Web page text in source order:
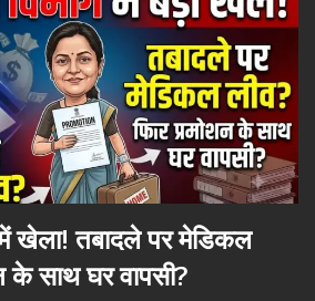
में खेला! तबादले पर मेडिकल
के साथ घर वापसी?